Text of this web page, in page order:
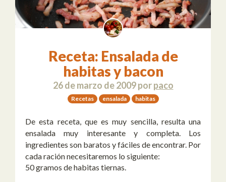
Receta: Ensalada de
habitas y bacon
26 de marzo de 2009porpaco
Recetas ensalada habitas
De esta receta, que es muy sencilla, resulta una
ensalada muy interesante y completa. Los
ingredientes son baratos y fáciles de encontrar. Por
cada ración necesitaremos lo siguiente:
50 gramos de habitas tiernas.